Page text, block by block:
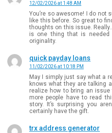
12/02/2026 at 1:48 AM
You’re so awesome! I do not
like this before. So great to
thoughts on this issue.
is one thing that is
originality.
quick payday loans
11/02/2026 at 10:18 PM
May I simply just say what a
knows what they are talking
realize how to bring an
more people have to read
story. It’s surprising you
certainly have the gift.
trx address generator